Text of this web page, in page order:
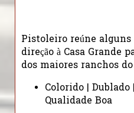
Pistoleiro reúne
direção à Casa Grande
dos maiores ranchos
Colorido | Dublado
Qualidade Boa